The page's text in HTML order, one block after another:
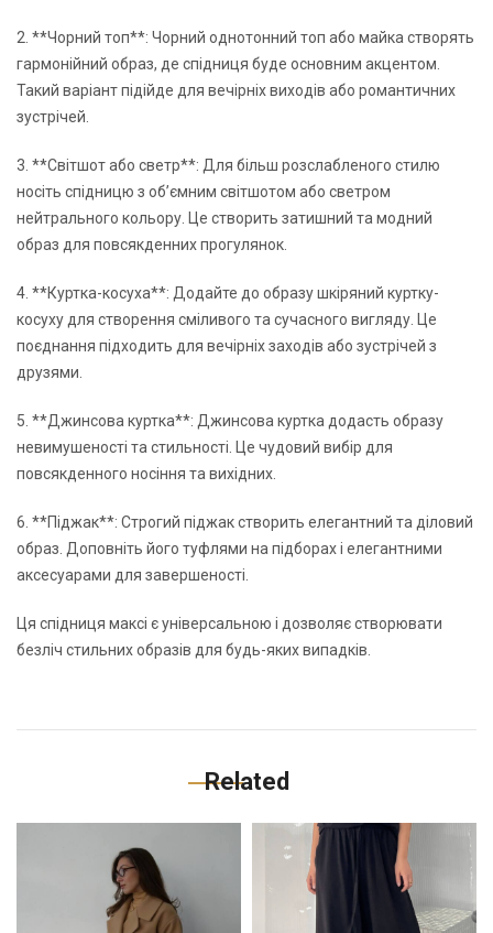
2. **Чорний топ**: Чорний однотонний топ або майка створять
гармонійний образ, де спідниця буде основним акцентом.
Такий варіант підійде для вечірніх виходів або романтичних
зустрічей.
3. **Світшот або светр**: Для більш розслабленого стилю
носіть спідницю з об’ємним світшотом або светром
нейтрального кольору. Це створить затишний та модний
образ для повсякденних прогулянок.
4. **Куртка-косуха**: Додайте до образу шкіряний куртку-
косуху для створення сміливого та сучасного вигляду. Це
поєднання підходить для вечірніх заходів або зустрічей з
друзями.
5. **Джинсова куртка**: Джинсова куртка додасть образу
невимушеності та стильності. Це чудовий вибір для
повсякденного носіння та вихідних.
6. **Піджак**: Строгий піджак створить елегантний та діловий
образ. Доповніть його туфлями на підборах і елегантними
аксесуарами для завершеності.
Ця спідниця максі є універсальною і дозволяє створювати
безліч стильних образів для будь-яких випадків.
Related